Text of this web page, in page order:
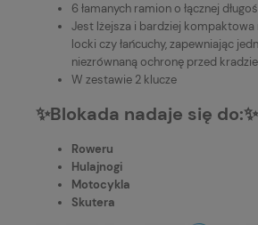
6 łamanych ramion o łącznej
Jest lżejsza i bardziej
locki czy łańcuchy, zapewniając
niezrównaną ochronę przed
W zestawie 2 klucze
✨Blokada nadaje się do:✨
Roweru
Hulajnogi
Motocykla
Skutera